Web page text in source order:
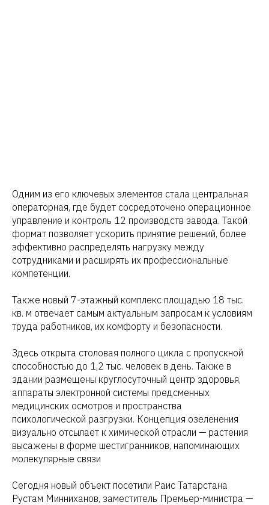
Одним из его ключевых элементов стала центральная
операторная, где будет сосредоточено операционное
управление и контроль 12 производств завода. Такой
формат позволяет ускорить принятие решений, более
эффективно распределять нагрузку между
сотрудниками и расширять их профессиональные
компетенции.
Также новый 7-этажный комплекс площадью 18 тыс.
кв. м отвечает самым актуальным запросам к условиям
труда работников, их комфорту и безопасности.
Здесь открыта столовая полного цикла с пропускной
способностью до 1,2 тыс. человек в день. Также в
здании размещены круглосуточный центр здоровья,
аппараты электронной системы предсменных
медицинских осмотров и пространства
психологической разгрузки. Концепция озеленения
визуально отсылает к химической отрасли — растения
высажены в форме шестигранников, напоминающих
молекулярные связи
Сегодня новый объект посетили Раис Татарстана
Рустам Минниханов, заместитель Премьер-министра —